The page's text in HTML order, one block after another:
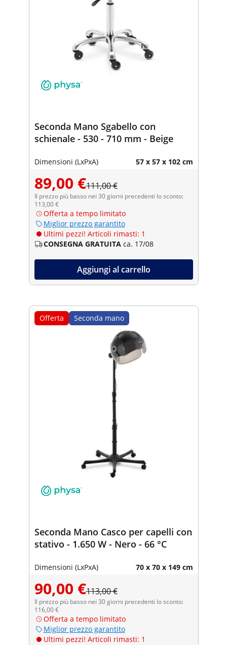
Seconda Mano Sgabello con
schienale - 530 - 710 mm - Beige
Dimensioni (LxPxA) 57 x 57 x 102 cm
89,00 €111,00 €
Il prezzo più basso nei 30 giorni precedenti lo sconto:
113,00 €
Offerta a tempo limitato
Miglior prezzo garantito
Ultimi pezzi! Articoli rimasti: 1
CONSEGNA GRATUITA ca. 17/08
Aggiungi al carrello
Offerta Seconda mano
Seconda Mano Casco per capelli con
stativo - 1.650 W - Nero - 66 °C
Dimensioni (LxPxA) 70 x 70 x 149 cm
90,00 €113,00 €
Il prezzo più basso nei 30 giorni precedenti lo sconto:
116,00 €
Offerta a tempo limitato
Miglior prezzo garantito
Ultimi pezzi! Articoli rimasti: 1